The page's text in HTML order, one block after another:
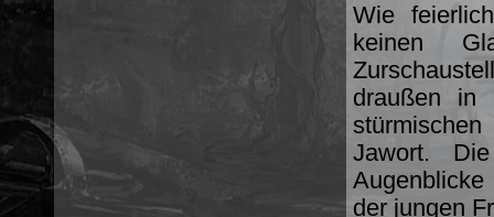
Wie
keinen
draußen in
Jawort.
der jungen